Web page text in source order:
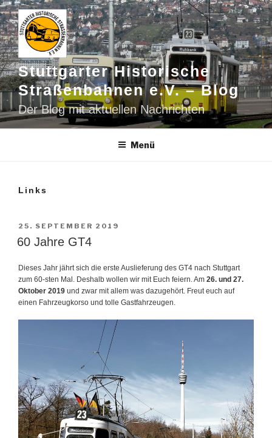
Zum
Inhalt
springen
Stuttgarter Historische
Straßenbahnen e.V. – Blog
Der Blog mit aktuellen Nachrichten
Menü
Links
VERÖFFENTLICHT
AM
25. SEPTEMBER 2019
60 Jahre GT4
Dieses Jahr jährt sich die erste Auslieferung des GT4 nach Stuttgart
zum 60-sten Mal. Deshalb wollen wir mit Euch feiern. Am 26. und 27.
Oktober 2019 und zwar mit allem was dazugehört. Freut euch auf
einen Fahrzeugkorso und tolle Gastfahrzeugen.